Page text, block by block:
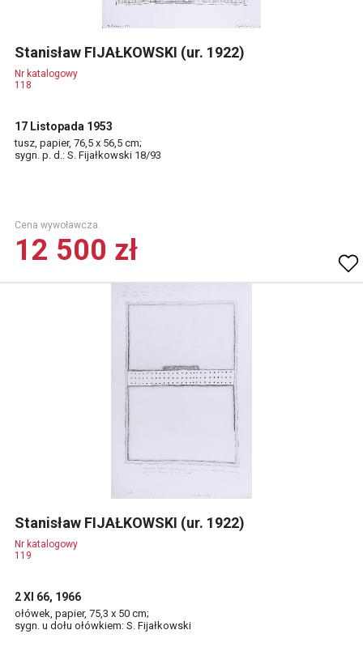
Stanisław FIJAŁKOWSKI (ur. 1922)
Nr katalogowy
118
17 Listopada 1953
tusz, papier, 76,5 x 56,5 cm;
sygn. p. d.: S. Fijałkowski 18/93
Cena wywoławcza.
12 500 zł
Stanisław FIJAŁKOWSKI (ur. 1922)
Nr katalogowy
119
2 XI 66, 1966
ołówek, papier, 75,3 x 50 cm;
sygn. u dołu ołówkiem: S. Fijałkowski